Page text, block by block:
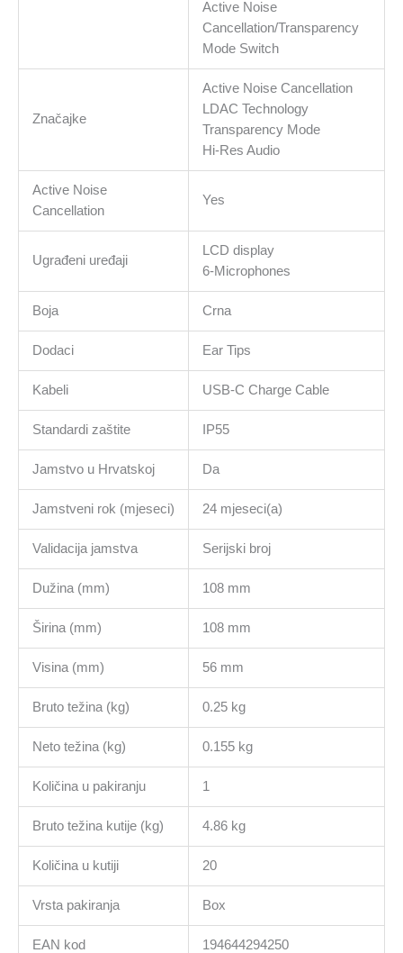
Active Noise
Cancellation/Transparency
Mode Switch
Značajke
Active Noise Cancellation
LDAC Technology
Transparency Mode
Hi-Res Audio
Active Noise
Cancellation
Yes
Ugrađeni uređaji
LCD display
6-Microphones
Boja Crna
Dodaci Ear Tips
Kabeli USB-C Charge Cable
Standardi zaštite IP55
Jamstvo u Hrvatskoj Da
Jamstveni rok (mjeseci) 24 mjeseci(a)
Validacija jamstva Serijski broj
Dužina (mm) 108 mm
Širina (mm) 108 mm
Visina (mm) 56 mm
Bruto težina (kg) 0.25 kg
Neto težina (kg) 0.155 kg
Količina u pakiranju 1
Bruto težina kutije (kg) 4.86 kg
Količina u kutiji 20
Vrsta pakiranja Box
EAN kod 194644294250